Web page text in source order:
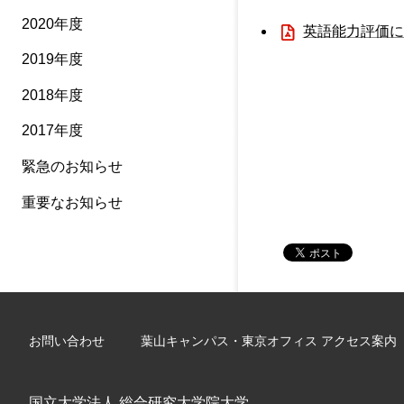
英語能力評価
2020年度
2019年度
2018年度
2017年度
緊急のお知らせ
重要なお知らせ
お問い合わせ 葉山キャンパス・東京オフィス アクセス案内